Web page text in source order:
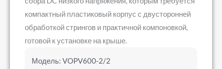
компактный пластиковый корпус с двусторонней
обработкой стрингов и практичной компоновкой,
готовой к установке на крыше.
Модель: VOPV600-2/2